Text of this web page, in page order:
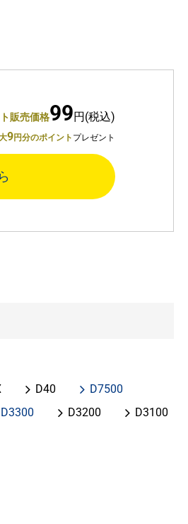
販売価格99円(税込)
9円分のポイント プレゼント
D40
D7500
D3300 D3200
D3100